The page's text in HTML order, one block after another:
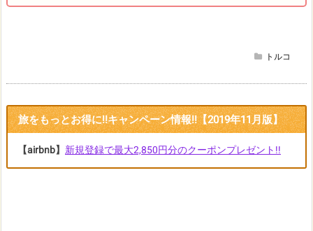
トルコ
旅をもっとお得に!!キャンペーン情報!!【2019年11月版】
【airbnb】 新規登録で最大2,850円分のクーポンプレゼント!!